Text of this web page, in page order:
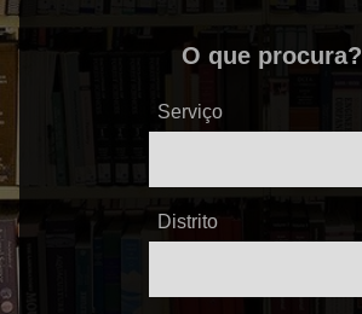
O que procura?
Serviço
Distrito